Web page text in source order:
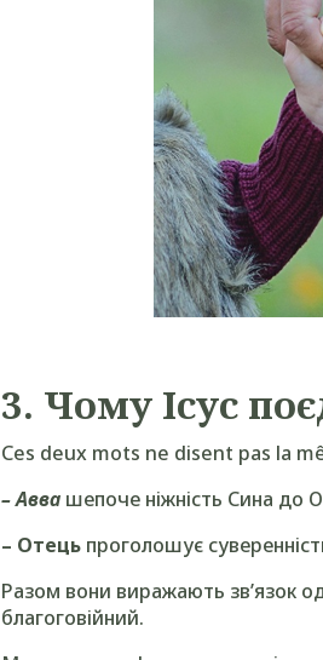
3. Чому Ісус
Ces deux mots ne disent pas la
– Авва шепоче ніжність Сина до
– Отець проголошує
Разом вони виражають зв’язок
благоговійний.